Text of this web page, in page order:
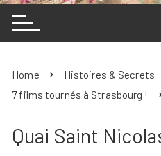
Home
Histoires & Secrets
7 films tournés à Strasbourg !
Quai Saint